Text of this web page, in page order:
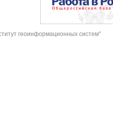
геоинформационных систем"